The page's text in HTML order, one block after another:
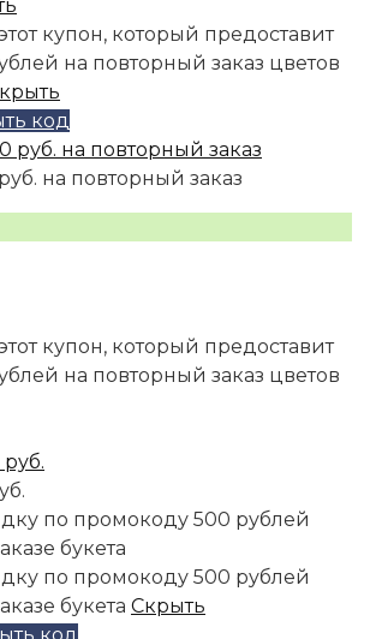
купон, который предоставит
на повторный заказ цветов
код
на повторный заказ
купон, который предоставит
на повторный заказ цветов
по промокоду 500 рублей
букета
по промокоду 500 рублей
букета Скрыть